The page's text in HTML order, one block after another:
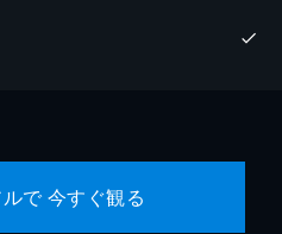
で 今すぐ観る